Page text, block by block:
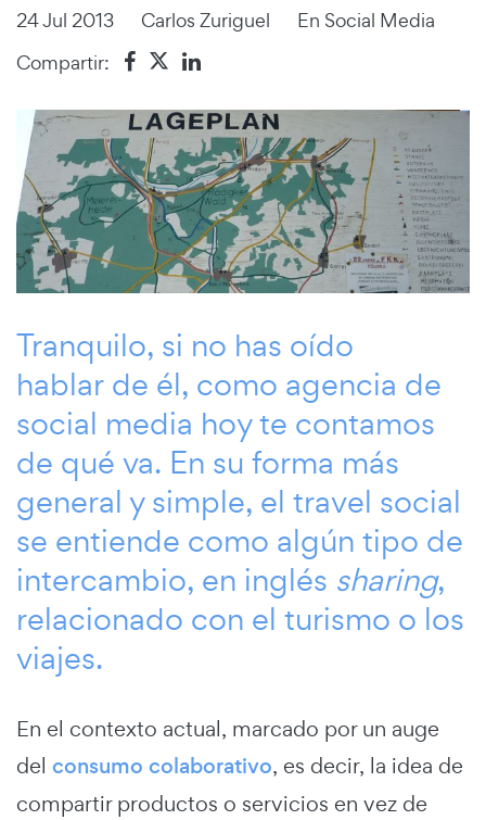
24 Jul 2013 Carlos Zuriguel En Social Media
Compartir:
Tranquilo, si no has oído
hablar de él, como agencia de
social media hoy te contamos
de qué va. En su forma más
general y simple, el travel social
se entiende como algún tipo de
intercambio, en inglés sharing,
relacionado con el turismo o los
viajes.
En el contexto actual, marcado por un auge
del consumo colaborativo, es decir, la idea de
compartir productos o servicios en vez de